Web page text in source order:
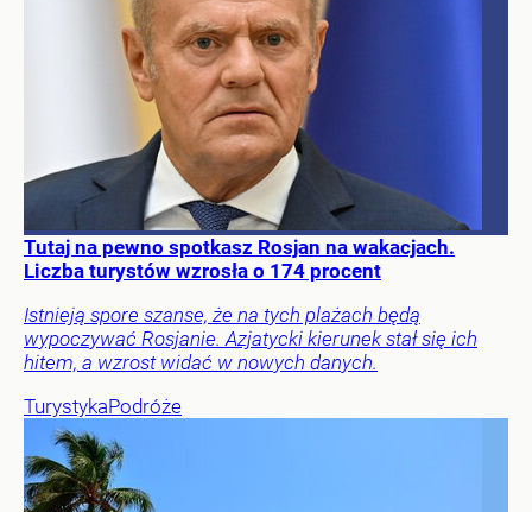
Tutaj na pewno spotkasz Rosjan na wakacjach.
Liczba turystów wzrosła o 174 procent
Istnieją spore szanse, że na tych plażach będą
wypoczywać Rosjanie. Azjatycki kierunek stał się ich
hitem, a wzrost widać w nowych danych.
TurystykaPodróże